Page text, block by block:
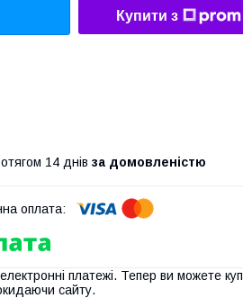
Купити з
14 днів за домовленістю
платежі. Тепер ви можете
сайту.